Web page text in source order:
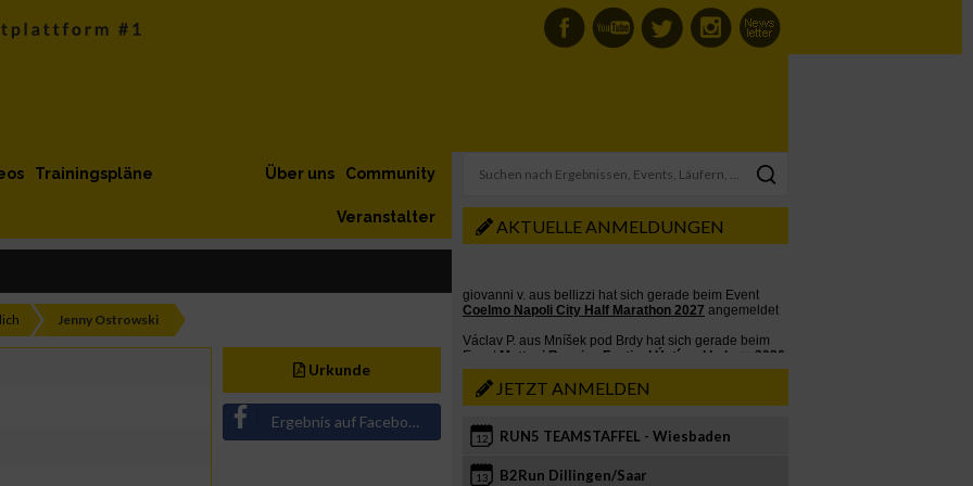
Trainingspläne Community
Über uns
Veranstalter
Jenny Ostrowski
Urkunde
Ergebnis auf Facebook teilen
AKTUELLE ANMELDUNGEN
JETZT ANMELDEN
12 RUN5 TEAMSTAFFEL - Wiesbaden
13 B2Run Dillingen/Saar